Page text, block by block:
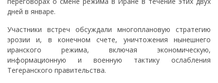
дней в январе.
Участники встреч обсуждали многоплановую стратегию
эрозии и, в конечном счете, уничтожения нынешнего
иранского режима, включая экономическую,
информационную и военную тактику ослабления
Тегеранского правительства.